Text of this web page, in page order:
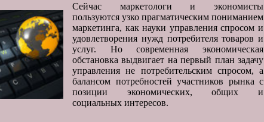
Сейчас маркетологи и экономисты
пользуются узко прагматическим пониманием
маркетинга, как науки управления спросом и
удовлетворения нужд потребителя товаров и
услуг. Но современная экономическая
обстановка выдвигает на первый план задачу
управления не потребительским спросом, а
балансом потребностей участников рынка с
позиции экономических, общих и
социальных интересов.